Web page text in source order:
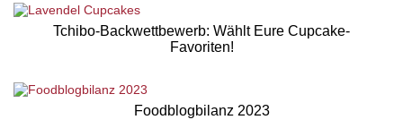
Tchibo-Backwettbewerb: Wählt Eure Cupcake-
Favoriten!
Foodblogbilanz 2023